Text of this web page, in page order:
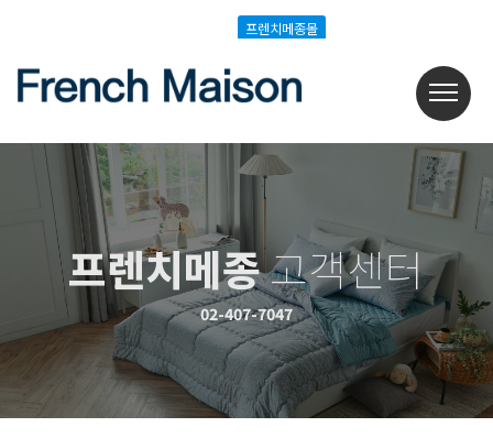
프렌치메종몰
프렌치메종고객센터
02-407-7047